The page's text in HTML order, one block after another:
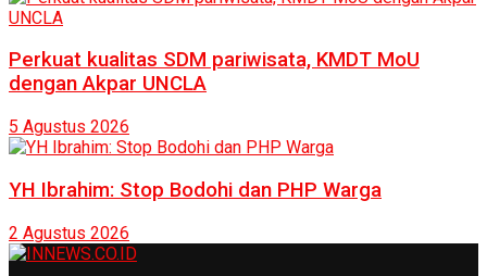
Perkuat kualitas SDM pariwisata, KMDT MoU
dengan Akpar UNCLA
5 Agustus 2026
YH Ibrahim: Stop Bodohi dan PHP Warga
2 Agustus 2026